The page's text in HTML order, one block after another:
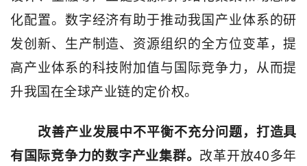
化配置。数字经济有助于推动我国产业体系的研
发创新、生产制造、资源组织的全方位变革，提
高产业体系的科技附加值与国际竞争力，从而提
升我国在全球产业链的定价权。
改善产业发展中不平衡不充分问题，打造具
有国际竞争力的数字产业集群。 改革开放40多年